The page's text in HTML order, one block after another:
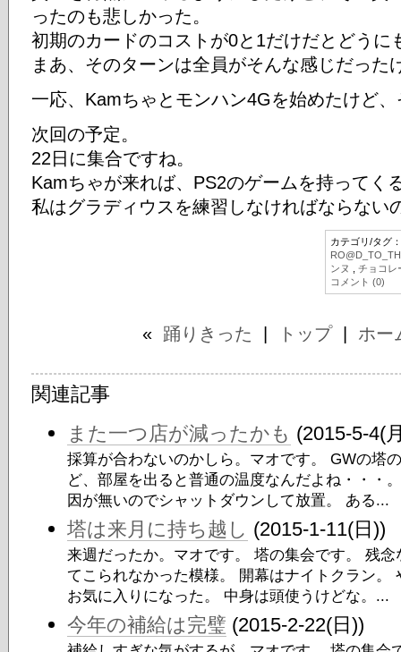
ったのも悲しかった。
初期のカードのコストが0と1だけだとどうに
まあ、そのターンは全員がそんな感じだった
一応、Kamちゃとモンハン4Gを始めたけど
次回の予定。
22日に集合ですね。
Kamちゃが来れば、PS2のゲームを持ってく
私はグラディウスを練習しなければならない
カテゴリ/タグ：
ンヌ
チョコレ
コメント (0)
« 踊りきった トップ| ホー
関連記事
また一つ店が減ったかも (2015-5-4(
採算が合わないのかしら。マオです。 GWの塔
ど、部屋を出ると普通の温度なんだよね・・・
因が無いのでシャットダウンして放置。 ある...
塔は来月に持ち越し (2015-1-11(日))
来週だったか。マオです。 塔の集会です。 残
てこられなかった模様。 開幕はナイトクラン。
お気に入りになった。 中身は頭使うけどな。...
今年の補給は完璧 (2015-2-22(日))